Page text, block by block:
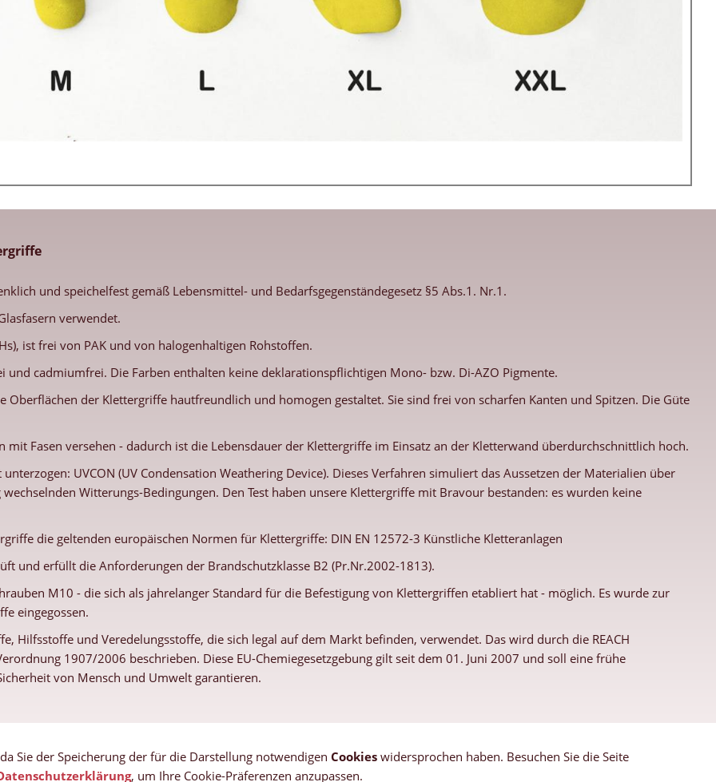
und speichelfest gemäß Lebensmittel- und Bedarfsgegenständegesetz §5 Abs.1. Nr.1.
verwendet.
ist frei von PAK und von halogenhaltigen Rohstoffen.
cadmiumfrei. Die Farben enthalten keine deklarationspflichtigen Mono- bzw. Di-AZO Pigmente.
Oberflächen der Klettergriffe hautfreundlich und homogen gestaltet. Sie sind frei von scharfen Kanten und Spitzen. Die Güte
Fasen versehen - dadurch ist die Lebensdauer der Klettergriffe im Einsatz an der Kletterwand überdurchschnittlich hoch.
UVCON (UV Condensation Weathering Device). Dieses Verfahren simuliert das Aussetzen der Materialien über
Witterungs-Bedingungen. Den Test haben unsere Klettergriffe mit Bravour bestanden: es wurden keine
die geltenden europäischen Normen für Klettergriffe: DIN EN 12572-3 Künstliche Kletteranlagen
und erfüllt die Anforderungen der Brandschutzklasse B2 (Pr.Nr.2002-1813).
M10 - die sich als jahrelanger Standard für die Befestigung von Klettergriffen etabliert hat - möglich. Es wurde zur
eingegossen.
Hilfsstoffe und Veredelungsstoffe, die sich legal auf dem Markt befinden, verwendet. Das wird durch die REACH
1907/2006 beschrieben. Diese EU-Chemiegesetzgebung gilt seit dem 01. Juni 2007 und soll eine frühe
von Mensch und Umwelt garantieren.
Sie der Speicherung der für die Darstellung notwendigen Cookies widersprochen haben. Besuchen Sie die Seite
, um Ihre Cookie-Präferenzen anzupassen.